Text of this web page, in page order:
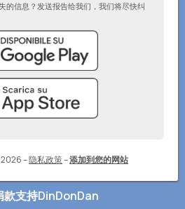
的信息？发送报告给我们，我们将尽快纠
–隐私政策–添加到您的网站
款支持DinDonDan